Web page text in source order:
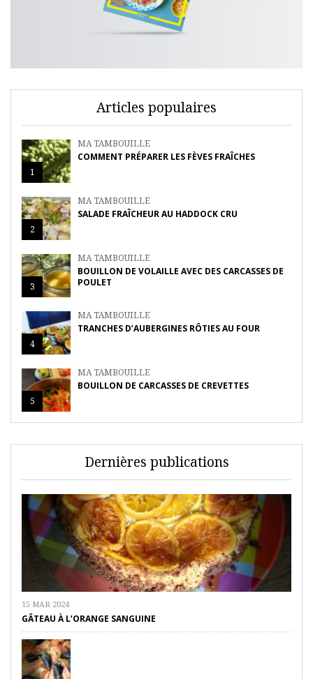
Articles populaires
1
MA TAMBOUILLE
COMMENT PRÉPARER LES FÈVES FRAÎCHES
2
MA TAMBOUILLE
SALADE FRAÎCHEUR AU HADDOCK CRU
3
MA TAMBOUILLE
BOUILLON DE VOLAILLE AVEC DES CARCASSES DE
POULET
4
MA TAMBOUILLE
TRANCHES D’AUBERGINES RÔTIES AU FOUR
5
MA TAMBOUILLE
BOUILLON DE CARCASSES DE CREVETTES
Dernières publications
15 MAR 2024
GÂTEAU À L’ORANGE SANGUINE